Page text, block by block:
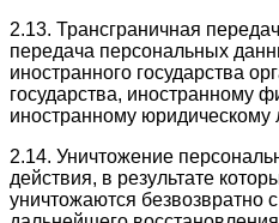
2.13. Трансграничная
передача персональных
иностранного государства
государства, иностранному
иностранному юридическому
2.14. Уничтожение
действия, в результате
уничтожаются безвозвратно